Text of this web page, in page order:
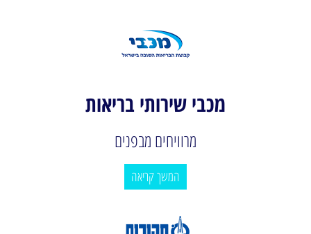
מכבי שירותי בריאות
מרוויחים מבפנים
המשך קריאה